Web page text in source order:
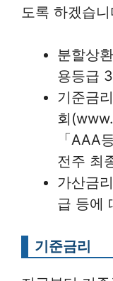
도록 하겠습니
분할상
용등급
기준금
회
「AAA
전주 최
가산금
급 등에
기준금리